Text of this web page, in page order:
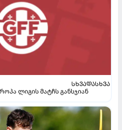
ᲡᲮᲕᲐᲓᲐᲡᲮᲕᲐ
ლიგის მატჩს განსჯიან